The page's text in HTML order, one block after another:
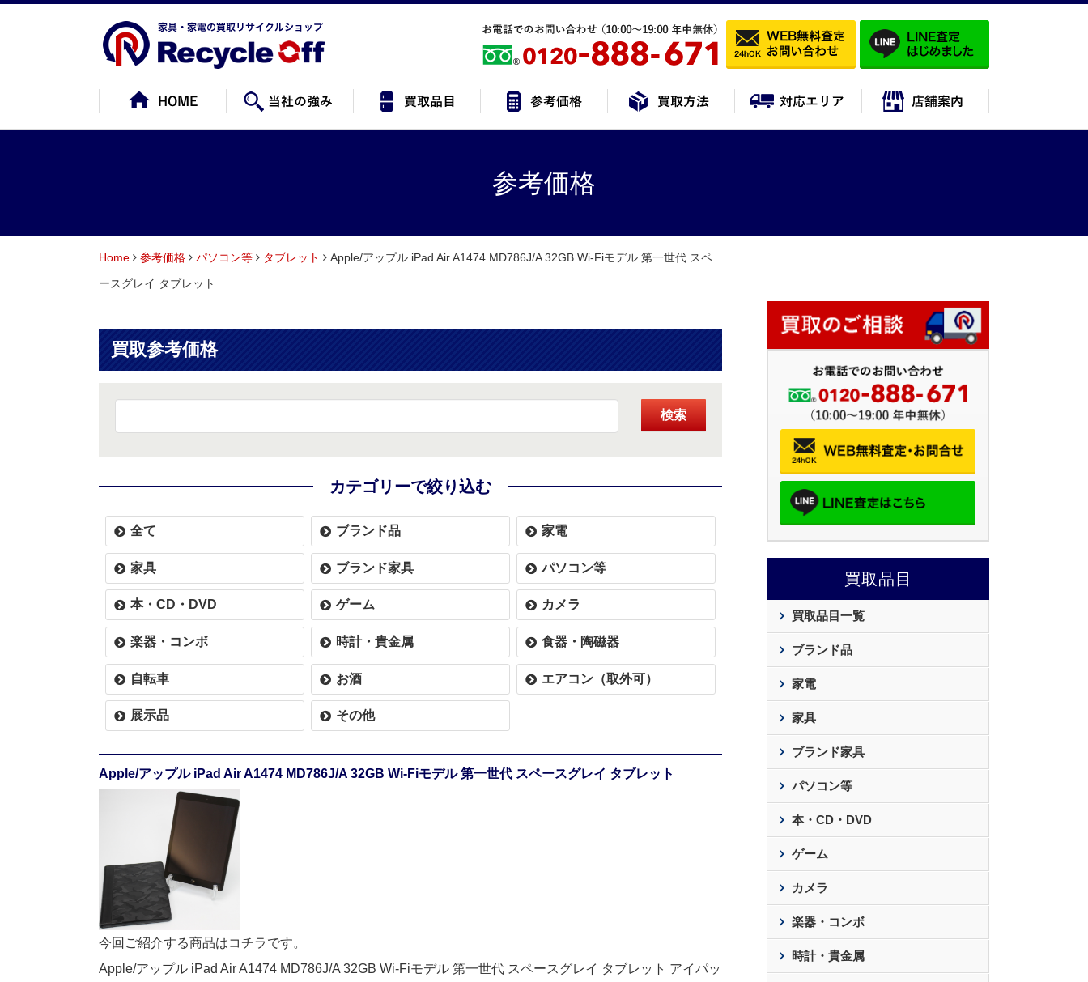
参考価格
Home 参考価格 パソコン等 タブレット
Apple/アップル iPad Air A1474 MD786J/A 32GB Wi-Fiモデル 第一世代 スペ
ースグレイ タブレット
買取参考価格
検索
カテゴリーで絞り込む
全て ブランド品 家電
家具 ブランド家具 パソコン等
本・CD・DVD ゲーム カメラ
楽器・コンボ 時計・貴金属 食器・陶磁器
自転車 お酒 エアコン（取外可）
展示品 その他
Apple/アップル iPad Air A1474 MD786J/A 32GB Wi-Fiモデル 第一世代 スペースグレイ タブレット
今回ご紹介する商品はコチラです。
Apple/アップル iPad Air A1474 MD786J/A 32GB Wi-Fiモデル 第一世代 スペースグレイ タブレット アイパッ
買取品目
買取品目一覧
ブランド品
家電
家具
ブランド家具
パソコン等
本・CD・DVD
ゲーム
カメラ
楽器・コンボ
時計・貴金属